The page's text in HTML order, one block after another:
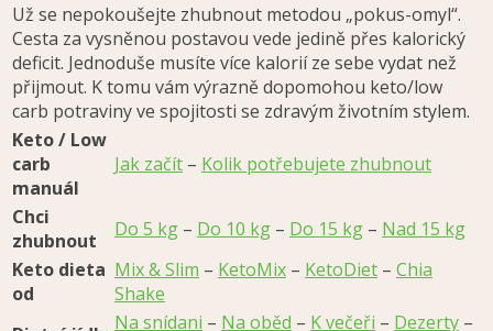
Už se nepokoušejte zhubnout metodou „pokus-omyl“.
Cesta za vysněnou postavou vede jedině přes kalorický
deficit. Jednoduše musíte více kalorií ze sebe vydat než
přijmout. K tomu vám výrazně dopomohou keto/low
carb potraviny ve spojitosti se zdravým životním stylem.
Keto / Low
carb
manuál
Jak začít – Kolik potřebujete zhubnout
Chci
zhubnout
Do 5 kg – Do 10 kg – Do 15 kg – Nad 15 kg
Keto dieta
od
Mix & Slim – KetoMix – KetoDiet – Chia
Shake
Na snídani – Na oběd – K večeři – Dezerty –